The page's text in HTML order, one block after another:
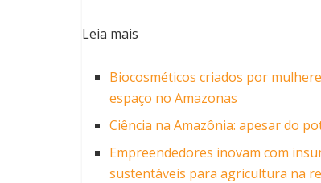
Leia mais
Biocosméticos criados por
espaço no Amazonas
Ciência na Amazônia: apesar do
Empreendedores inovam com
sustentáveis para agricultura na